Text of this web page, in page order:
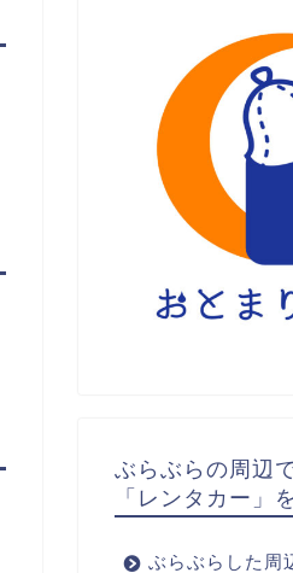
ぶらぶらの周辺
「レンタカー」
ぶらぶらした周